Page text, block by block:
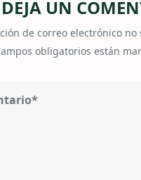
DEJA UN
de correo electrónico no
obligatorios están